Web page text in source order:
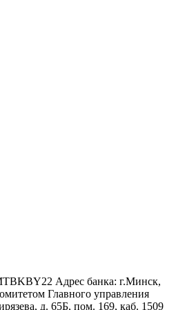
Адрес банка: г.Минск,
Главного управления
д. 65Б, пом. 169, каб. 1509